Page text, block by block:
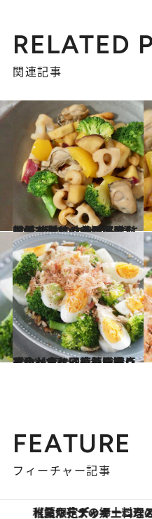
RELATED
関連記事
2025.1.31
乾燥でパサつきが気になる髪を潤いのあるツヤ髪に！ 身体の内側から髪に栄養を与える美髪薬膳レシピ3選
グルメ
2024.12.7
冷えからくる疲れた時こそ食べてケア！毎日摂りたい【疲れ回復薬膳レシピ】と食べる時の注意点
グルメ
FEATURE
フィーチャー記事
【銀座で出合う最旬美容】美髪ケアや上質な眠り…セルフケアのアップデートから、特別な